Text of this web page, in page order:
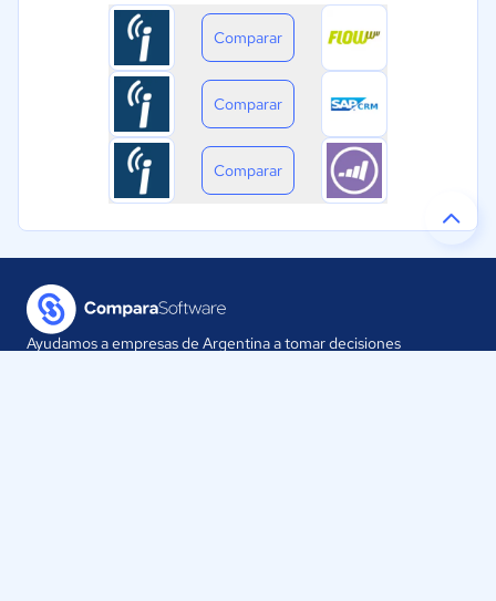
Comparar
Comparar
Comparar
Ayudamos a empresas de Argentina a tomar decisiones